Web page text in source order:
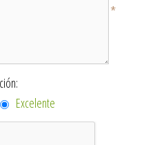
*
Excelente